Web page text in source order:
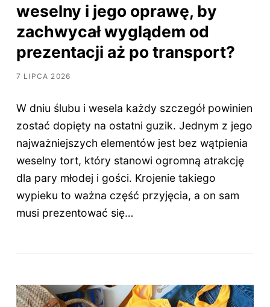
weselny i jego oprawę, by
zachwycał wyglądem od
prezentacji aż po transport?
7 LIPCA 2026
W dniu ślubu i wesela każdy szczegół powinien
zostać dopięty na ostatni guzik. Jednym z jego
najważniejszych elementów jest bez wątpienia
weselny tort, który stanowi ogromną atrakcję
dla pary młodej i gości. Krojenie takiego
wypieku to ważna część przyjęcia, a on sam
musi prezentować się…